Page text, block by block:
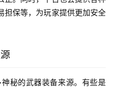
担保等，为玩家提供更加安全
秘的武器装备来源。有些是